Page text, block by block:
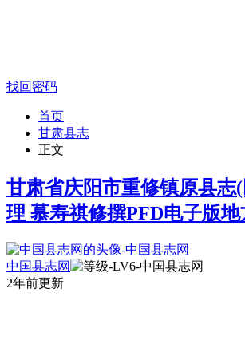
找回密码
首页
甘肃县志
正文
甘肃省庆阳市重修镇原县志
理 慕寿祺修撰PFD电子版
中国县志网
2年前更新